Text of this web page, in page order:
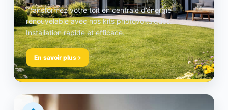
Transformez votre toit en centrale d’énergie
renouvelable avec nos kits photovoltaïques.
Installation rapide et efficace.
En savoir plus